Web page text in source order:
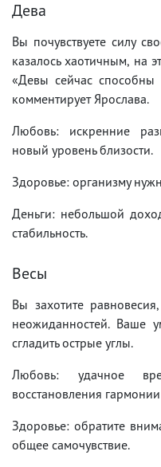
Дева
Вы почувствуете силу
казалось хаотичным, на
«Девы сейчас способны
комментирует Ярослава.
Любовь: искренние
новый уровень близости.
Здоровье: организму
Деньги: небольшой
стабильность.
Весы
Вы захотите
неожиданностей. Ваше
сгладить острые углы.
Любовь: удачное
восстановления
Здоровье: обратите
общее самочувствие.